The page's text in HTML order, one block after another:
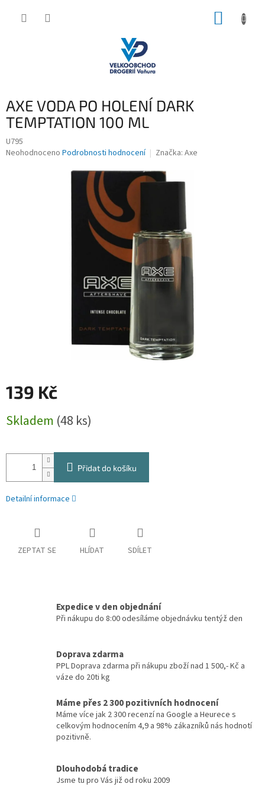
AXE VODA PO HOLENÍ DARK
TEMPTATION 100 ML
U795
Průměrné
Neohodnoceno Podrobnosti hodnocení Značka: Axe
139 Kč
cena:
Skladem (48 ks)
Přidat do košíku
Detailní informace
ZEPTAT SE HLÍDAT SDÍLET
Expedice v den objednání
Při nákupu do 8:00 odesíláme objednávku tentýž den
Doprava zdarma
PPL Doprava zdarma při nákupu zboží nad 1 500,- Kč a
váze do 20ti kg
Máme přes 2 300 pozitivních hodnocení
Máme více jak 2 300 recenzí na Google a Heurece s
celkovým hodnocením 4,9 a 98% zákazníků nás hodnotí
pozitivně.
Dlouhodobá tradice
Jsme tu pro Vás již od roku 2009